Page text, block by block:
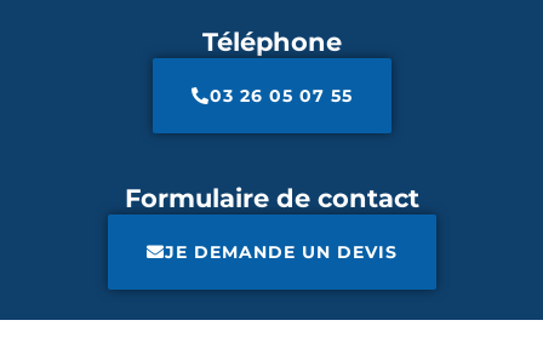
Téléphone
03 26 05 07 55
Formulaire de contact
JE DEMANDE UN DEVIS